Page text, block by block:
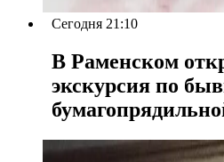
Сегодня 21:10
В Раменском
экскурсия по